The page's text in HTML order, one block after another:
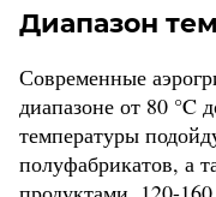
Диапазон
Современные
диапазоне от 80 °C
температуры
полуфабрикатов, а